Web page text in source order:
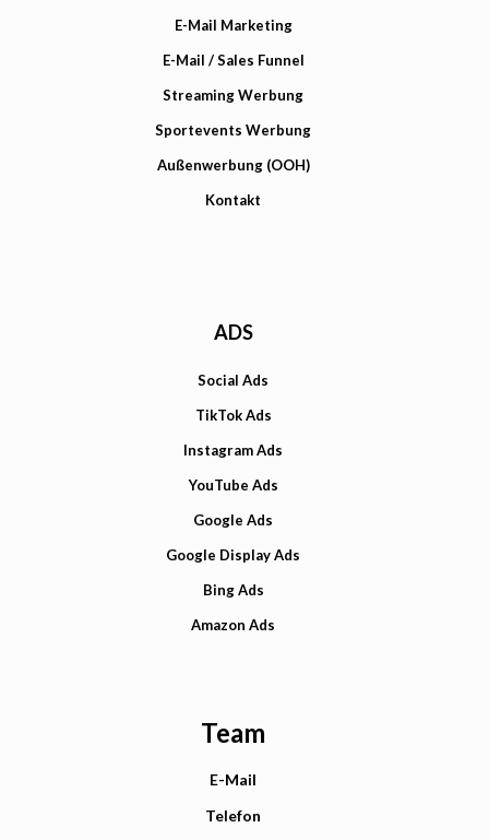
E-Mail Marketing
E-Mail / Sales Funnel
Streaming Werbung
Sportevents Werbung
Außenwerbung (OOH)
Kontakt
ADS
Social Ads
TikTok Ads
Instagram Ads
YouTube Ads
Google Ads
Google Display Ads
Bing Ads
Amazon Ads
Team
E-Mail
Telefon